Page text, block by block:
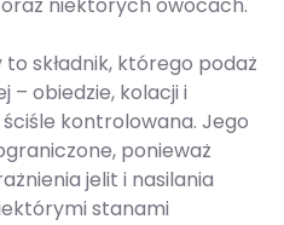
to składnik, którego podaż
– obiedzie, kolacji i
kontrolowana. Jego
ponieważ
jelit i nasilania
stanami